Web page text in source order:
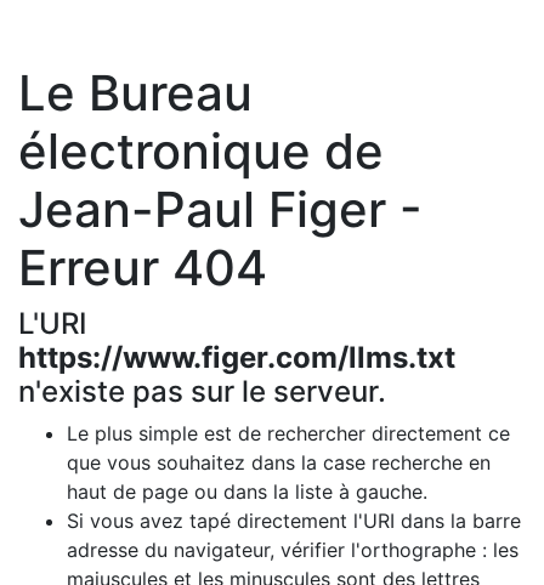
Le Bureau
électronique de
Jean-Paul Figer -
Erreur 404
L'URI
https://www.figer.com/llms.txt
n'existe pas sur le serveur.
Le plus simple est de rechercher directement ce
que vous souhaitez dans la case recherche en
haut de page ou dans la liste à gauche.
Si vous avez tapé directement l'URI dans la barre
adresse du navigateur, vérifier l'orthographe : les
majuscules et les minuscules sont des lettres